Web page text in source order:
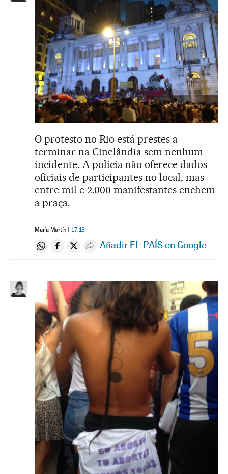
O protesto no Rio está prestes a
terminar na Cinelândia sem nenhum
incidente. A polícia não oferece dados
oficiais de participantes no local, mas
entre mil e 2.000 manifestantes enchem
a praça.
María Martín 17:13
Compartir en Whatsapp
Compartir en Facebook
Compartir en Twitter
Desplegar Redes Sociales
Añadir EL PAÍS en Google